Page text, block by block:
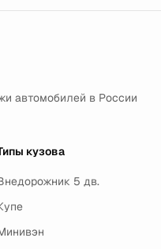
автомобилей в России
кузова
5 дв.